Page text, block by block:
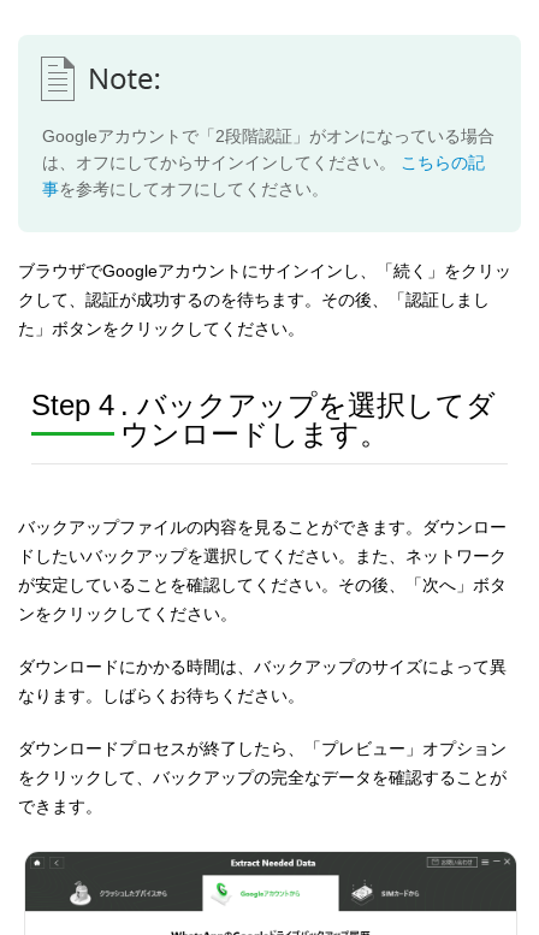
Googleアカウントで「2段階認証」がオンになっている場合
は、オフにしてからサインインしてください。
こちらの記
事を参考にしてオフにしてください。
ブラウザでGoogleアカウントにサインインし、「続く」をクリッ
クして、認証が成功するのを待ちます。その後、「認証しまし
た」ボタンをクリックしてください。
Step 4 . バックアップを選択してダ
ウンロードします。
バックアップファイルの内容を見ることができます。ダウンロー
ドしたいバックアップを選択してください。また、ネットワーク
が安定していることを確認してください。その後、「次へ」ボタ
ンをクリックしてください。
ダウンロードにかかる時間は、バックアップのサイズによって異
なります。しばらくお待ちください。
ダウンロードプロセスが終了したら、「プレビュー」オプション
をクリックして、バックアップの完全なデータを確認することが
できます。